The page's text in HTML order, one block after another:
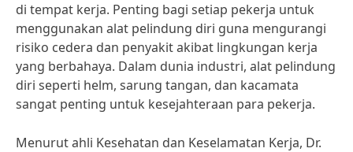
di tempat kerja. Penting bagi setiap pekerja untuk
menggunakan alat pelindung diri guna mengurangi
risiko cedera dan penyakit akibat lingkungan kerja
yang berbahaya. Dalam dunia industri, alat pelindung
diri seperti helm, sarung tangan, dan kacamata
sangat penting untuk kesejahteraan para pekerja.
Menurut ahli Kesehatan dan Keselamatan Kerja, Dr.